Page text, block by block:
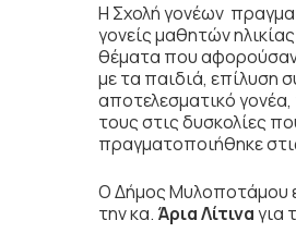
Η Σχολή γονέων
γονείς μαθητών
θέματα που αφορούσαν
με τα παιδιά, επίλυση
αποτελεσματικό
τους στις δυσκολίες
πραγματοποιήθηκε
Ο Δήμος Μυλοποτάμου
την κα. Άρια Λίτιναγια